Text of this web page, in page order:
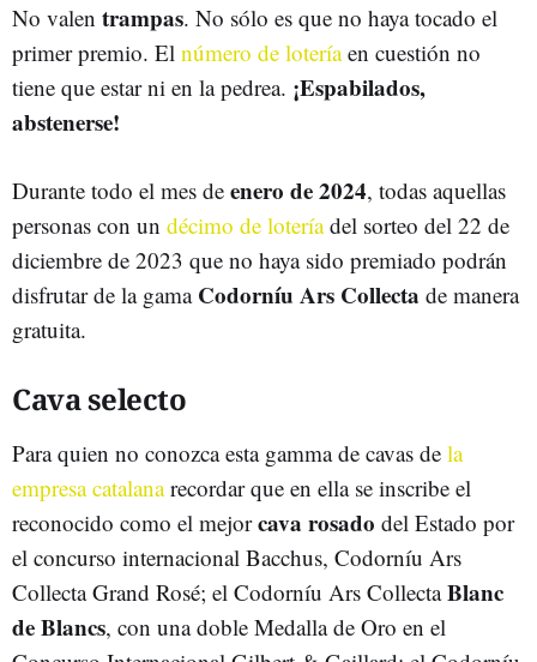
No valen trampas. No sólo es que no haya tocado el
primer premio. El número de loteríaen cuestión no
tiene que estar ni en la pedrea. ¡Espabilados,
abstenerse!
Durante todo el mes de enero de 2024, todas aquellas
personas con un décimo de loteríadel sorteo del 22 de
diciembre de 2023 que no haya sido premiado podrán
disfrutar de la gamaCodorníu Ars Collecta de manera
gratuita.
Cava selecto
Para quien no conozca esta gamma de cavas de la
empresa catalanarecordar que en ella se inscribe el
reconocido como el mejorcava rosado del Estado por
el concurso internacional Bacchus, Codorníu Ars
Collecta Grand Rosé; el Codorníu Ars CollectaBlanc
de Blancs, con una doble Medalla de Oro en el